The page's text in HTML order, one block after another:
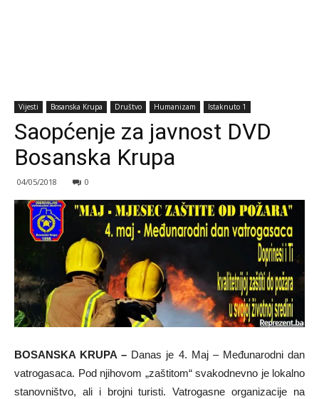
Vijesti Bosanska Krupa Društvo Humanizam Istaknuto 1
Saopćenje za javnost DVD
Bosanska Krupa
04/05/2018 0
BOSANSKA KRUPA – Danas je 4. Maj – Međunarodni dan
vatrogasaca. Pod njihovom „zaštitom“ svakodnevno je lokalno
stanovništvo, ali i brojni turisti. Vatrogasne organizacije na